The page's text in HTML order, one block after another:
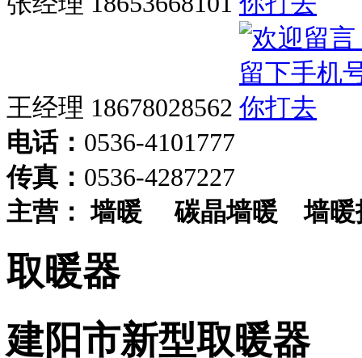
王经理 18678028562
电话： 0536-4101777
传真： 0536-4287227
主营： 墙暖碳晶墙暖墙暖
取暖器
建阳市新型取暖器